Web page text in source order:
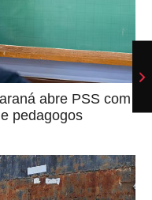
abre PSS com
pedagogos